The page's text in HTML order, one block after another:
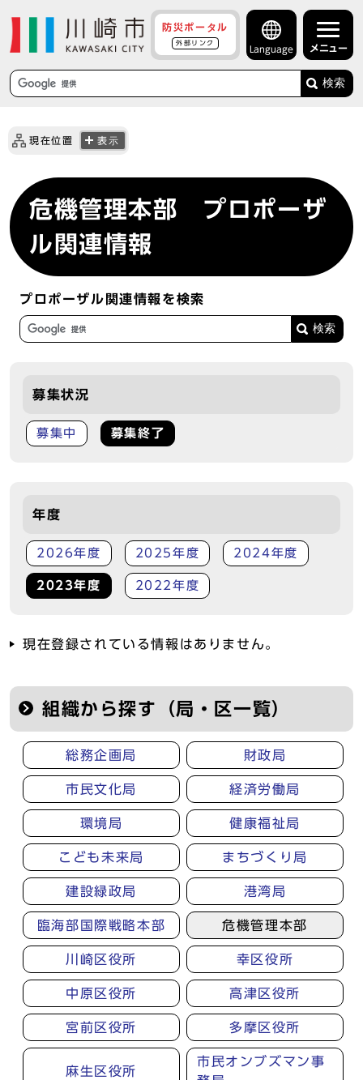
防災ポータル
外部リンク
Language メニュー
検索
現在位置 表示
危機管理本部 プロポーザ
ル関連情報
プロポーザル関連情報を検索
募集状況
募集中 募集終了
年度
2026年度 2025年度 2024年度
2023年度 2022年度
現在登録されている情報はありません。
組織から探す（局・区一覧）
総務企画局 財政局
市民文化局 経済労働局
環境局 健康福祉局
こども未来局 まちづくり局
建設緑政局 港湾局
臨海部国際戦略本部 危機管理本部
川崎区役所 幸区役所
中原区役所 高津区役所
宮前区役所 多摩区役所
麻生区役所
市民オンブズマン事